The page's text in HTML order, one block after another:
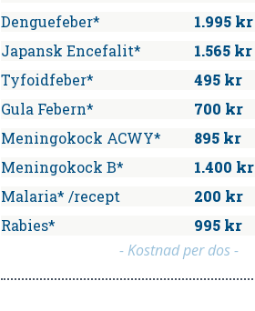
Denguefeber*
1.995 kr
Japansk Encefalit*
1.565 kr
Tyfoidfeber*
495 kr
Gula Febern*
700 kr
Meningokock ACWY*
895 kr
Meningokock B*
1.400 kr
Malaria* /recept
200 kr
Rabies*
995 kr
- Kostnad per dos -